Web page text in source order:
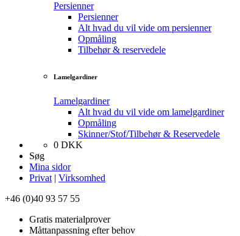
Persienner
Persienner
Alt hvad du vil vide om persienner
Opmåling
Tilbehør & reservedele
Lamelgardiner
Lamelgardiner
Alt hvad du vil vide om lamelgardiner
Opmåling
Skinner/Stof/Tilbehør & Reservedele
0 DKK
Søg
Mina sidor
Privat | Virksomhed
+46 (0)40 93 57 55
Gratis materialprover
Måttanpassning efter behov